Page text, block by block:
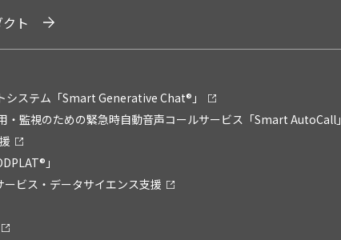
ト
システム「Smart Generative Chat®」
・監視のための緊急時自動音声コールサービス「Smart AutoCall」
」
ビス・データサイエンス支援